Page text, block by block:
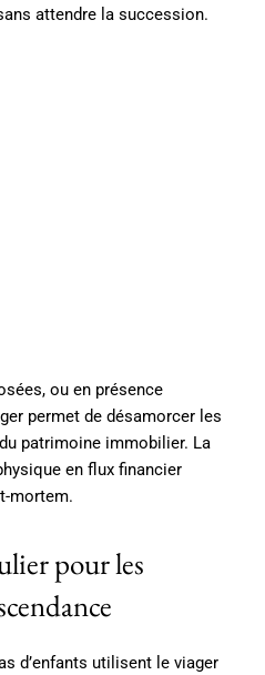
attendre la succession.
ou en présence
permet de désamorcer les
patrimoine immobilier. La
en flux financier
mortem.
pour les
d’enfants utilisent le viager